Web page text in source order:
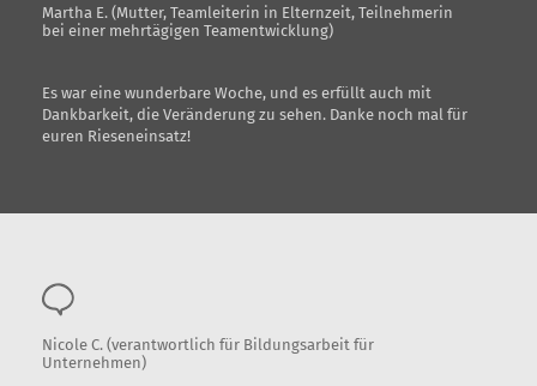
Martha E. (Mutter, Teamleiterin in Elternzeit, Teilnehmerin
bei einer mehrtägigen Teamentwicklung)
Es war eine wunderbare Woche, und es erfüllt auch mit
Dankbarkeit, die Veränderung zu sehen. Danke noch mal für
euren Rieseneinsatz!
Nicole C. (verantwortlich für Bildungsarbeit für
Unternehmen)